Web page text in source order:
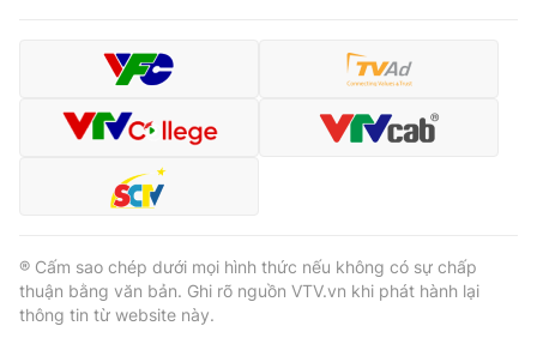
Theo dõi báo trên
® Cấm sao chép dưới mọi hình thức nếu không có sự chấp
thuận bằng văn bản. Ghi rõ nguồn VTV.vn khi phát hành lại
thông tin từ website này.